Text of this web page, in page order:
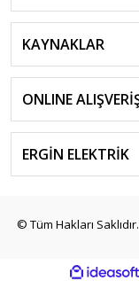
KAYNAKLAR
ONLINE
ERGİN ELEKTRİK
© Tüm Hakları